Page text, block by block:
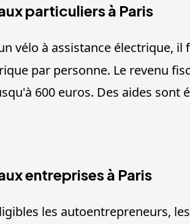
particuliers à Paris
vélo à assistance électrique, il
par personne. Le revenu
600 euros. Des aides
entreprises à Paris
les autoentrepreneurs,